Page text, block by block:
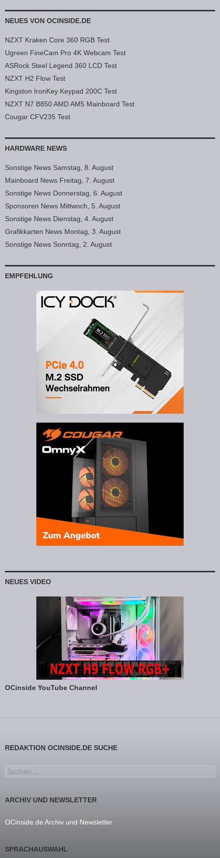
NEUES VON OCINSIDE.DE
NZXT Kraken Core 360 RGB Test
Ugreen FineCam Pro 4K Webcam Test
ASRock Steel Legend 360 LCD Test
NZXT H2 Flow Test
Kingston IronKey Keypad 200C Test
NZXT N7 B850 AMD AM5 Mainboard Test
Cougar CFV235 Test
HARDWARE NEWS
Sonstige News Samstag, 8. August
Mainboard News Freitag, 7. August
Sonstige News Donnerstag, 6. August
Sponsoren News Mittwoch, 5. August
Sonstige News Dienstag, 4. August
Grafikkarten News Montag, 3. August
Sonstige News Sonntag, 2. August
EMPFEHLUNG
NEUES VIDEO
OCinside YouTube Channel
REDAKTION OCINSIDE.DE SUCHE
Suchen nach:
ARCHIV UND NEWSLETTER
OCinside.de Archiv und Newsletter
SPRACHAUSWAHL